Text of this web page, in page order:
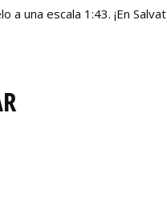
una escala 1:43. ¡En